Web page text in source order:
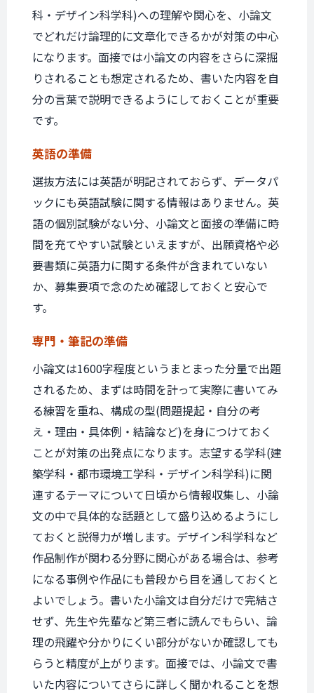
科・デザイン科学科)への理解や関心を、小論文
でどれだけ論理的に文章化できるかが対策の中心
になります。面接では小論文の内容をさらに深掘
りされることも想定されるため、書いた内容を自
分の言葉で説明できるようにしておくことが重要
です。
英語の準備
選抜方法には英語が明記されておらず、データパ
ックにも英語試験に関する情報はありません。英
語の個別試験がない分、小論文と面接の準備に時
間を充てやすい試験といえますが、出願資格や必
要書類に英語力に関する条件が含まれていない
か、募集要項で念のため確認しておくと安心で
す。
専門・筆記の準備
小論文は1600字程度というまとまった分量で出題
されるため、まずは時間を計って実際に書いてみ
る練習を重ね、構成の型(問題提起・自分の考
え・理由・具体例・結論など)を身につけておく
ことが対策の出発点になります。志望する学科(建
築学科・都市環境工学科・デザイン科学科)に関
連するテーマについて日頃から情報収集し、小論
文の中で具体的な話題として盛り込めるようにし
ておくと説得力が増します。デザイン科学科など
作品制作が関わる分野に関心がある場合は、参考
になる事例や作品にも普段から目を通しておくと
よいでしょう。書いた小論文は自分だけで完結さ
せず、先生や先輩など第三者に読んでもらい、論
理の飛躍や分かりにくい部分がないか確認しても
らうと精度が上がります。面接では、小論文で書
いた内容についてさらに詳しく聞かれることを想